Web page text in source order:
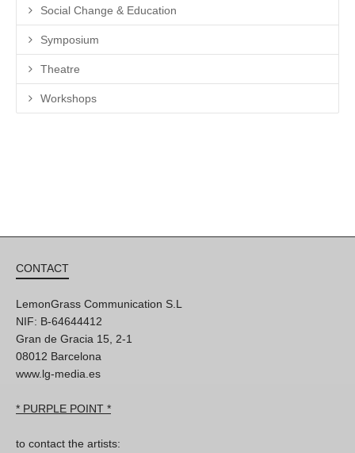
Social Change & Education
Symposium
Theatre
Workshops
CONTACT
LemonGrass Communication S.L
NIF: B-64644412
Gran de Gracia 15, 2-1
08012 Barcelona
www.lg-media.es
* PURPLE POINT *
to contact the artists: